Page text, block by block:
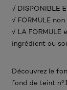
√ DISPONIBLE
√ FORMULE
√ LA
ingrédient ou
Découvrez le
fond de teint